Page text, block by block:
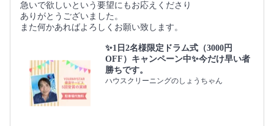
急いで欲しいという要望にもお応えくださり
ありがとうございました。
また何かあればよろしくお願い致します。
✨1日2名様限定ドラム式（3000円
OFF）キャンペーン中✨今だけ早い者
勝ちです。
ハウスクリーニングのしょうちゃん